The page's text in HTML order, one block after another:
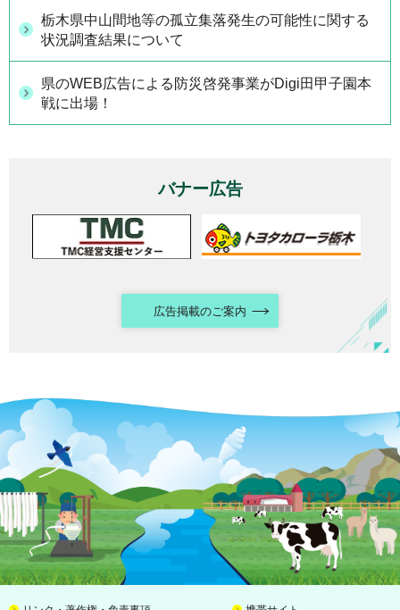
栃木県中山間地等の孤立集落発生の可能性に関する
状況調査結果について
県のWEB広告による防災啓発事業がDigi田甲子園本
戦に出場！
バナー広告
広告掲載のご案内